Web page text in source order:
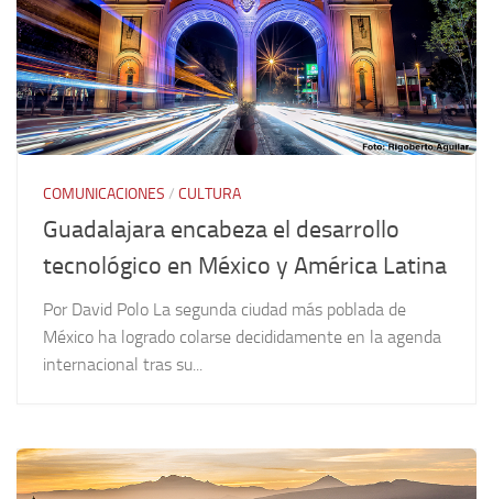
COMUNICACIONES / CULTURA
Guadalajara encabeza el desarrollo
tecnológico en México y América Latina
Por David Polo La segunda ciudad más poblada de
México ha logrado colarse decididamente en la agenda
internacional tras su...